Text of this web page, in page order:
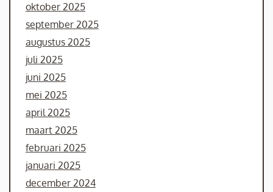
oktober 2025
september 2025
augustus 2025
juli 2025
juni 2025
mei 2025
april 2025
maart 2025
februari 2025
januari 2025
december 2024